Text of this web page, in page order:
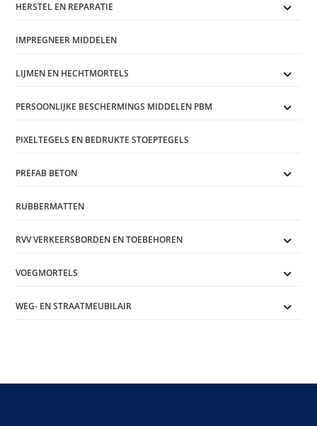
HERSTEL EN REPARATIE
IMPREGNEER MIDDELEN
LIJMEN EN HECHTMORTELS
PERSOONLIJKE BESCHERMINGS MIDDELEN PBM
PIXELTEGELS EN BEDRUKTE STOEPTEGELS
PREFAB BETON
RUBBERMATTEN
RVV VERKEERSBORDEN EN TOEBEHOREN
VOEGMORTELS
WEG- EN STRAATMEUBILAIR